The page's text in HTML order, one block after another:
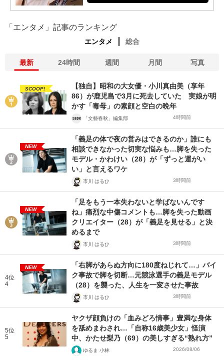
「エンタメ」記事のランキング
エンタメ 総合
最新 24時間 週間 月間 写真
SCOOP!
【独自】昭和の大女優・小川真由美（享年
86）が鹿児島で3月に死去していた 実娘が明
かす「毒母」の素顔と空白の晩年
「文藝春秋」編集部 4時間前
NEW
「義足の体で夜の営みはできるのか」誰にも
相談できなかった切実な悩みも…脚を失った
モデル・かわけい（28）が「ずっと運がい
い」と言えるワケ
市川 はるひ 3時間前
NEW
「足をもう一本失わないと学ばないんです
ね」痛烈な中傷コメントも…脚を失った動画
クリエイター（28）が「義足を見せる」と決
めるまで
市川 はるひ 3時間前
4位
4
NEW
「右脚があらぬ方向に180度ねじれて…」バイ
ク事故で脚を切断…元競泳選手の義足モデル
（28）を襲った、人生を一変させた事故
市川 はるひ 3時間前
5位
5
ヤクザ顔負けの「血みどろ情事」豊満な身体
を舐めまわされ…「自称16歳美少女」怪演
中、かたせ梨乃（69）の美しすぎる“熟れ方”
ゆるま 小林 2026/08/06